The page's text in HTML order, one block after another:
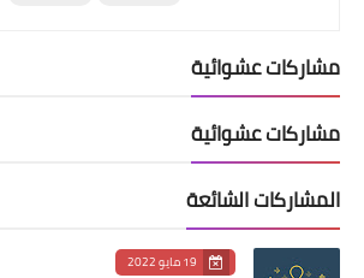
مشاركات عشوائية
مشاركات عشوائية
المشاركات الشائعة
19 مايو 2022